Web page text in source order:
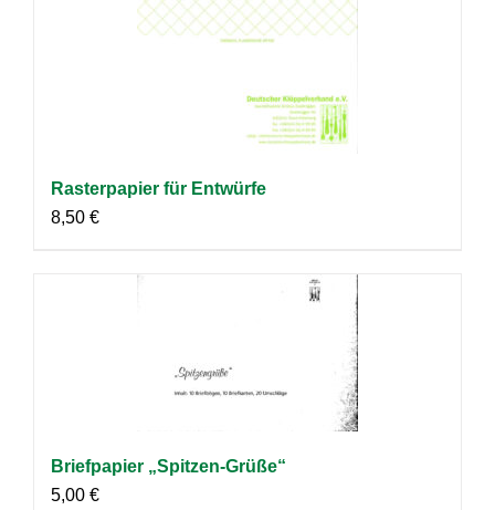
Rasterpapier für Entwürfe
8,50 €
Briefpapier „Spitzen-Grüße“
5,00 €